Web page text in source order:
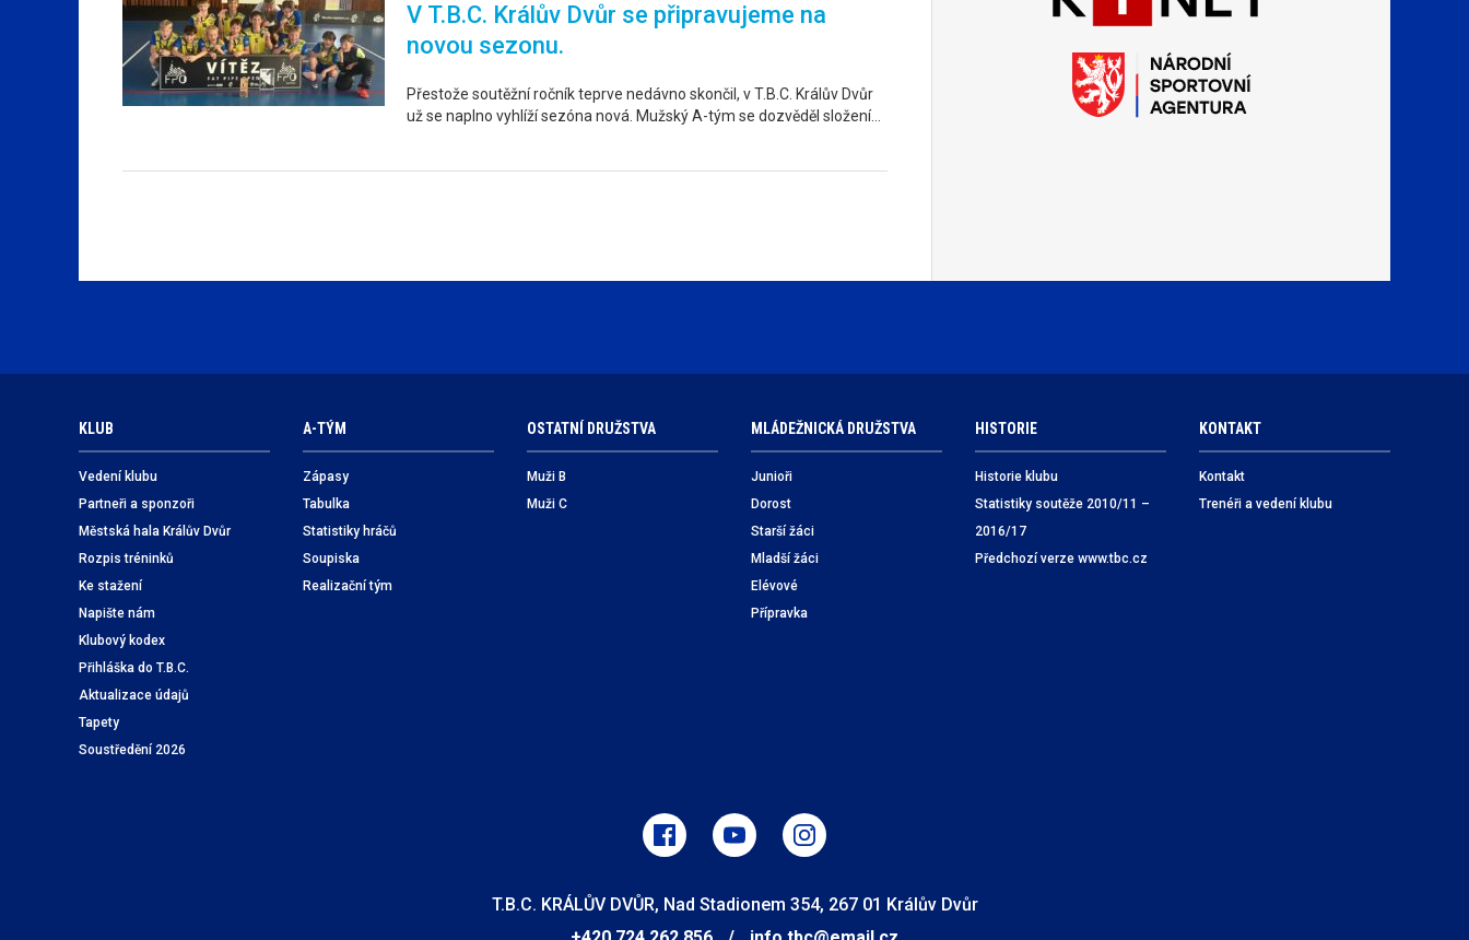
V T.B.C. Králův Dvůr se připravujeme na
novou sezonu.
Přestože soutěžní ročník teprve nedávno skončil, v T.B.C. Králův Dvůr
už se naplno vyhlíží sezóna nová. Mužský A-tým se dozvěděl složení…
KLUB
Vedení klubu
Partneři a sponzoři
Městská hala Králův Dvůr
Rozpis tréninků
Ke stažení
Napište nám
Klubový kodex
Přihláška do T.B.C.
Aktualizace údajů
Tapety
Soustředění 2026
A-TÝM
Zápasy
Tabulka
Statistiky hráčů
Soupiska
Realizační tým
OSTATNÍ DRUŽSTVA
Muži B
Muži C
MLÁDEŽNICKÁ DRUŽSTVA
Junioři
Dorost
Starší žáci
Mladší žáci
Elévové
Přípravka
HISTORIE
Historie klubu
Statistiky soutěže 2010/11 –
2016/17
Předchozí verze www.tbc.cz
KONTAKT
Kontakt
Trenéři a vedení klubu
T.B.C. KRÁLŮV DVŮR, Nad Stadionem 354, 267 01 Králův Dvůr